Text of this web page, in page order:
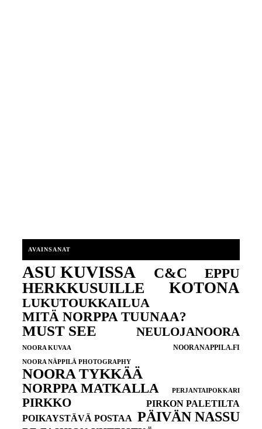
AVAINSANAT
ASU KUVISSA C&C EPPU
HERKKUSUILLE KOTONA
LUKUTOUKKAILUA
MITÄ NORPPA TUUNAA?
MUST SEE NEULOJANOORA
NOORA KUVAA NOORANAPPILA.FI
NOORA NÄPPILÄ PHOTOGRAPHY
NOORA TYKKÄÄ
NORPPA MATKALLA PERJANTAIPOKKARI
PIRKKO
PIRKON PALETILTA
POIKAYSTÄVÄ POSTAA PÄIVÄN NASSU